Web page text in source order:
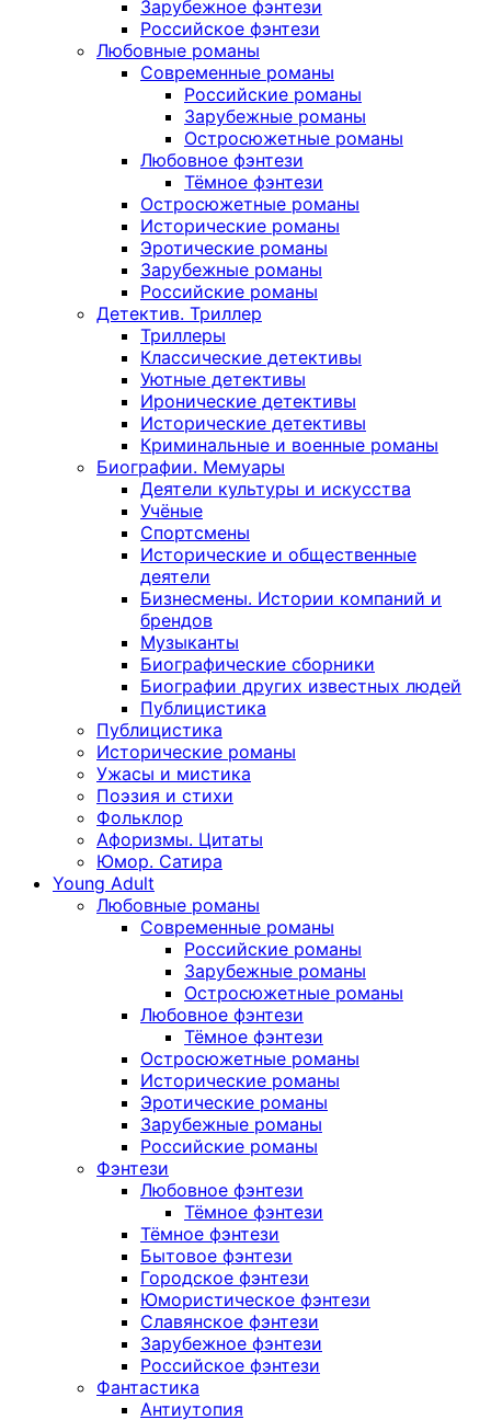
Зарубежное фэнтези
Российское фэнтези
Любовные романы
Современные романы
Российские романы
Зарубежные романы
Остросюжетные романы
Любовное фэнтези
Тёмное фэнтези
Остросюжетные романы
Исторические романы
Эротические романы
Зарубежные романы
Российские романы
Детектив. Триллер
Триллеры
Классические детективы
Уютные детективы
Иронические детективы
Исторические детективы
Криминальные и военные романы
Биографии. Мемуары
Деятели культуры и искусства
Учёные
Спортсмены
Исторические и общественные
деятели
Бизнесмены. Истории компаний и
брендов
Музыканты
Биографические сборники
Биографии других известных людей
Публицистика
Публицистика
Исторические романы
Ужасы и мистика
Поэзия и стихи
Фольклор
Афоризмы. Цитаты
Юмор. Сатира
Young Adult
Любовные романы
Современные романы
Российские романы
Зарубежные романы
Остросюжетные романы
Любовное фэнтези
Тёмное фэнтези
Остросюжетные романы
Исторические романы
Эротические романы
Зарубежные романы
Российские романы
Фэнтези
Любовное фэнтези
Тёмное фэнтези
Тёмное фэнтези
Бытовое фэнтези
Городское фэнтези
Юмористическое фэнтези
Славянское фэнтези
Зарубежное фэнтези
Российское фэнтези
Фантастика
Антиутопия